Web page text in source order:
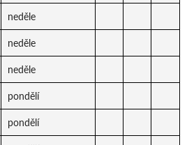
neděle
neděle
neděle
pondělí
pondělí